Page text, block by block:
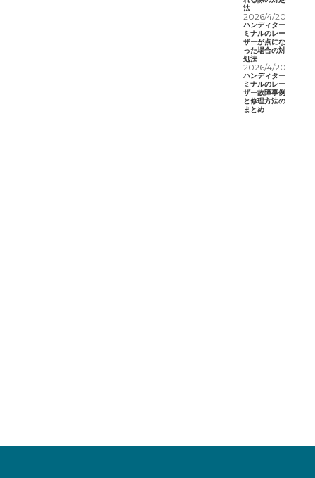
法
2026/4/20
ハンディター
ミナルのレー
ザーが点にな
った場合の対
処法
2026/4/20
ハンディター
ミナルのレー
ザー故障事例
と修理方法の
まとめ